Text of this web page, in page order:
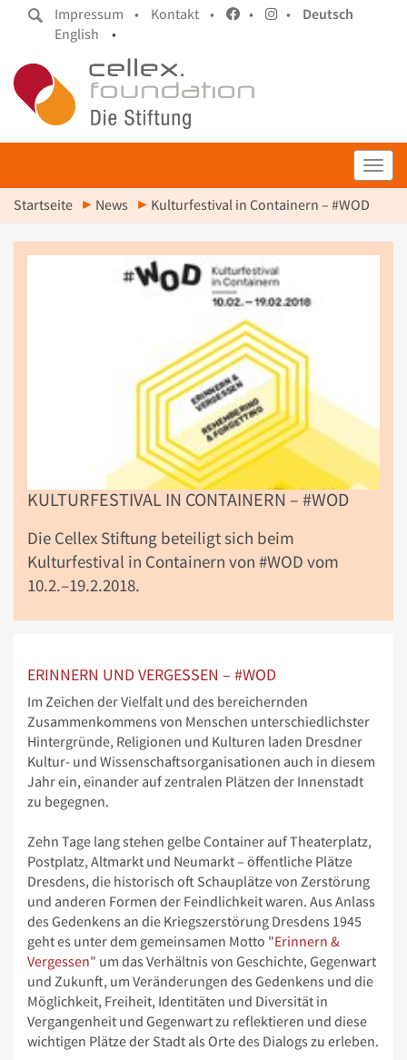
Impressum • Kontakt • • •
Deutsch
English
•
Startseite News Kulturfestival in Containern – #WOD
KULTURFESTIVAL IN CONTAINERN – #WOD
Die Cellex Stiftung beteiligt sich beim
Kulturfestival in Containern von #WOD vom
10.2.–19.2.2018.
ERINNERN UND VERGESSEN – #WOD
Im Zeichen der Vielfalt und des bereichernden
Zusammenkommens von Menschen unterschiedlichster
Hintergründe, Religionen und Kulturen laden Dresdner
Kultur- und Wissenschaftsorganisationen auch in diesem
Jahr ein, einander auf zentralen Plätzen der Innenstadt
zu begegnen.
Zehn Tage lang stehen gelbe Container auf Theaterplatz,
Postplatz, Altmarkt und Neumarkt – öffentliche Plätze
Dresdens, die historisch oft Schauplätze von Zerstörung
und anderen Formen der Feindlichkeit waren. Aus Anlass
des Gedenkens an die Kriegszerstörung Dresdens 1945
geht es unter dem gemeinsamen Motto "Erinnern &
Vergessen" um das Verhältnis von Geschichte, Gegenwart
und Zukunft, um Veränderungen des Gedenkens und die
Möglichkeit, Freiheit, Identitäten und Diversität in
Vergangenheit und Gegenwart zu reflektieren und diese
wichtigen Plätze der Stadt als Orte des Dialogs zu erleben.